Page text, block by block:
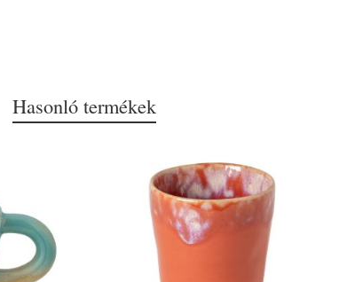
Hasonló termékek